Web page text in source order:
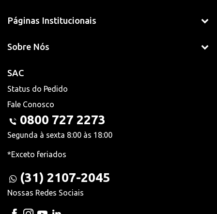
Páginas Institucionais
Sobre Nós
SAC
Status do Pedido
Fale Conosco
0800 727 2273
Segunda à sexta 8:00 às 18:00
*Exceto feriados
(31) 2107-2045
Nossas Redes Sociais